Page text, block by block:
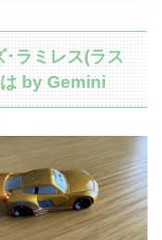
ラミレス(ラス
by Gemini